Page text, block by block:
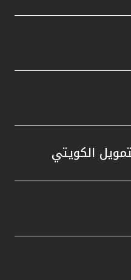
الكويتي